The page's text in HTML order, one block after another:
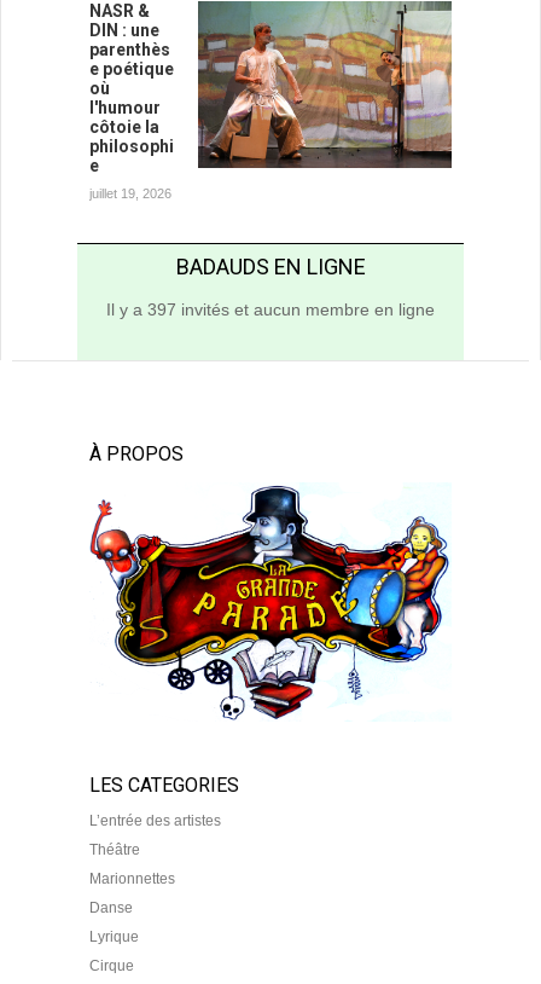
NASR &
DIN : une
parenthès
e poétique
où
l'humour
côtoie la
philosophi
e
juillet 19, 2026
BADAUDS EN LIGNE
Il y a 397 invités et aucun membre en ligne
À PROPOS
LES CATEGORIES
L’entrée des artistes
Théâtre
Marionnettes
Danse
Lyrique
Cirque